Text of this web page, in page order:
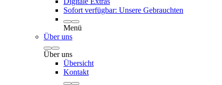
Sofort verfügbar: Unsere Gebrauchten
Menü
Über uns
Über uns
Übersicht
Kontakt